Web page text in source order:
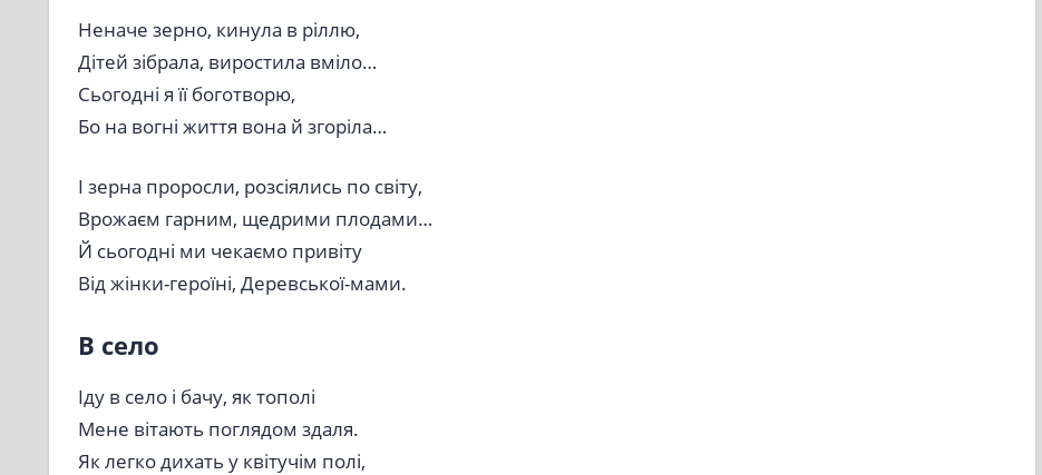
Неначе зерно, кинула в ріллю,
Дітей зібрала, виростила вміло…
Сьогодні я її боготворю,
Бо на вогні життя вона й згоріла…
І зерна проросли, розсіялись по світу,
Врожаєм гарним, щедрими плодами…
Й сьогодні ми чекаємо привіту
Від жінки-героїні, Деревської-мами.
В село
Іду в село і бачу, як тополі
Мене вітають поглядом здаля.
Як легко дихать у квітучім полі,